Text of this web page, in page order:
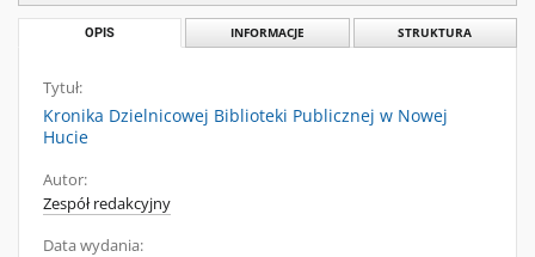
OPIS INFORMACJE STRUKTURA
Tytuł:
Kronika Dzielnicowej Biblioteki Publicznej w Nowej
Hucie
Autor:
Zespół redakcyjny
Data wydania: